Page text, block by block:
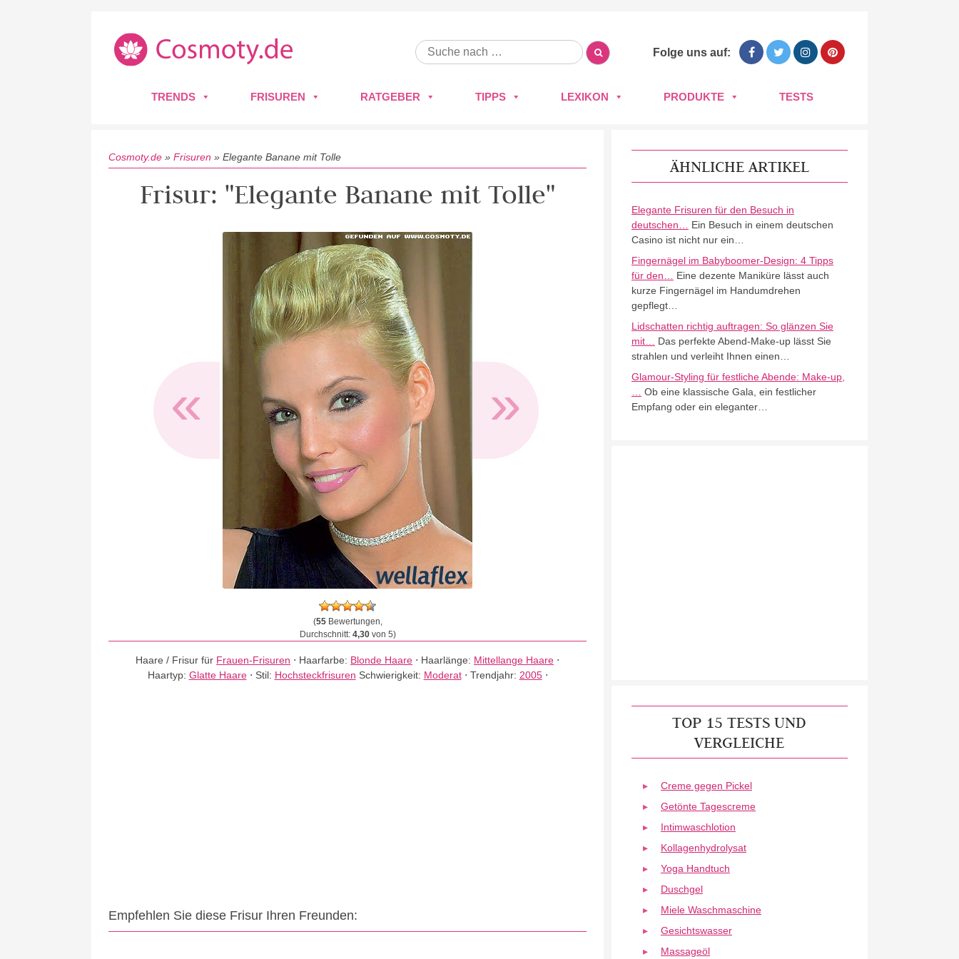
Folge uns auf:
TRENDS FRISUREN RATGEBER TIPPS LEXIKON PRODUKTE TESTS
Cosmoty.de » Frisuren » Elegante Banane mit Tolle
Frisur: "Elegante Banane mit Tolle"
« »
(55Bewertungen,
Durchschnitt: 4,30von 5)
Haare / Frisur für Frauen-Frisuren ⋅ Haarfarbe: Blonde Haare ⋅ Haarlänge: Mittellange Haare ⋅
Haartyp: Glatte Haare⋅ Stil: Hochsteckfrisuren Schwierigkeit: Moderat⋅ Trendjahr: 2005⋅
Empfehlen Sie diese Frisur Ihren Freunden:
ÄHNLICHE ARTIKEL
Elegante Frisuren für den Besuch in
deutschen…
Ein Besuch in einem deutschen
Casino ist nicht nur ein…
Fingernägel im Babyboomer-Design: 4 Tipps
für den…
Eine dezente Maniküre lässt auch
kurze Fingernägel im Handumdrehen
gepflegt…
Lidschatten richtig auftragen: So glänzen Sie
mit…
Das perfekte Abend-Make-up lässt Sie
strahlen und verleiht Ihnen einen…
Glamour-Styling für festliche Abende: Make-up,
Ob eine klassische Gala, ein festlicher
Empfang oder ein eleganter…
TOP 15 TESTS UND
VERGLEICHE
Creme gegen Pickel
Getönte Tagescreme
Intimwaschlotion
Kollagenhydrolysat
Yoga Handtuch
Duschgel
Miele Waschmaschine
Gesichtswasser
Massageöl